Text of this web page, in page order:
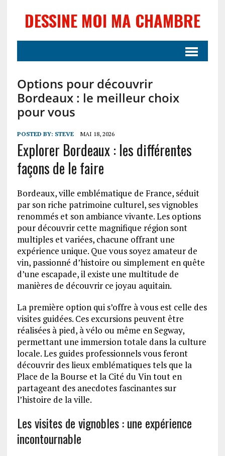
DESSINE MOI MA CHAMBRE
Options pour découvrir
Bordeaux : le meilleur choix
pour vous
POSTED BY: STEVE MAI 18, 2026
Explorer Bordeaux : les différentes
façons de le faire
Bordeaux, ville emblématique de France, séduit
par son riche patrimoine culturel, ses vignobles
renommés et son ambiance vivante. Les options
pour découvrir cette magnifique région sont
multiples et variées, chacune offrant une
expérience unique. Que vous soyez amateur de
vin, passionné d’histoire ou simplement en quête
d’une escapade, il existe une multitude de
manières de découvrir ce joyau aquitain.
La première option qui s’offre à vous est celle des
visites guidées. Ces excursions peuvent être
réalisées à pied, à vélo ou même en Segway,
permettant une immersion totale dans la culture
locale. Les guides professionnels vous feront
découvrir des lieux emblématiques tels que la
Place de la Bourse et la Cité du Vin tout en
partageant des anecdotes fascinantes sur
l’histoire de la ville.
Les visites de vignobles : une expérience
incontournable